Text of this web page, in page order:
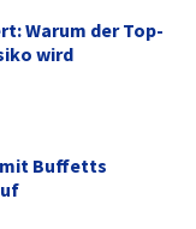
Warum der Top-
wird
Buffetts